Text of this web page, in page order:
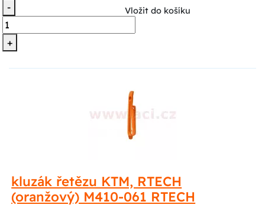
-
+
Vložit do košíku
kluzák řetězu KTM, RTECH
(oranžový) M410-061 RTECH